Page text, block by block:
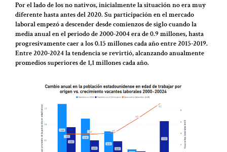
Por el lado de los no nativos, inicialmente la situación no era muy
diferente hasta antes del 2020. Su participación en el mercado
laboral empezó a descender desde comienzos de siglo cuando la
media anual en el periodo de 2000-2004 era de 0.9 millones, hasta
progresivamente caer a los 0.15 millones cada año entre 2015-2019.
Entre 2020-2024 la tendencia se revirtió, alcanzando anualmente
promedios superiores de 1,1 millones cada año.